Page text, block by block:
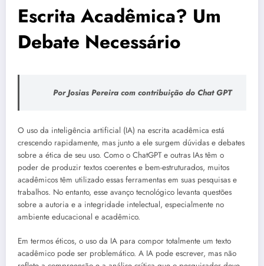
Escrita Acadêmica? Um
Debate Necessário
Por Josias Pereira com contribuição do Chat GPT
O uso da inteligência artificial (IA) na escrita acadêmica está
crescendo rapidamente, mas junto a ele surgem dúvidas e debates
sobre a ética de seu uso. Como o ChatGPT e outras IAs têm o
poder de produzir textos coerentes e bem-estruturados, muitos
acadêmicos têm utilizado essas ferramentas em suas pesquisas e
trabalhos. No entanto, esse avanço tecnológico levanta questões
sobre a autoria e a integridade intelectual, especialmente no
ambiente educacional e acadêmico.
Em termos éticos, o uso da IA para compor totalmente um texto
acadêmico pode ser problemático. A IA pode escrever, mas não